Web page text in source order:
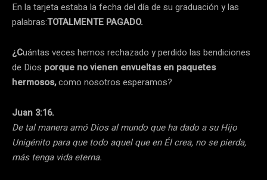
En la tarjeta estaba la fecha del día de su graduación y las
palabras:TOTALMENTE PAGADO.
¿Cuántas veces hemos rechazado y perdido las bendiciones
de Dios porque no vienen envueltas en paquetes
hermosos,como nosotros esperamos?
Juan 3:16.
De tal manera amó Dios al mundo que ha dado a su Hijo
Unigénito para que todo aquel que en Él crea, no se pierda,
más tenga vida eterna.